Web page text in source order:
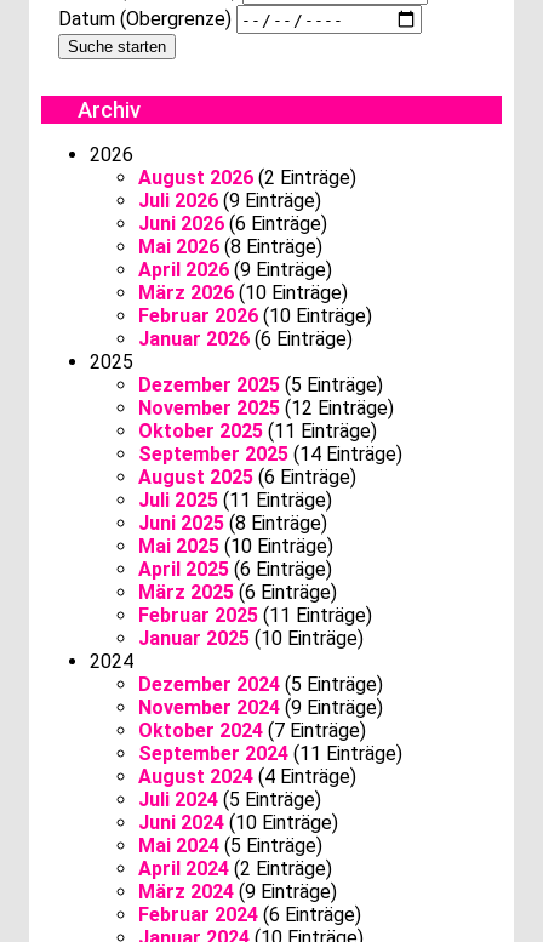
Datum (Obergrenze)
Archiv
2026
August 2026 (2 Einträge)
Juli 2026 (9 Einträge)
Juni 2026 (6 Einträge)
Mai 2026 (8 Einträge)
April 2026 (9 Einträge)
März 2026 (10 Einträge)
Februar 2026 (10 Einträge)
Januar 2026 (6 Einträge)
2025
Dezember 2025 (5 Einträge)
November 2025 (12 Einträge)
Oktober 2025 (11 Einträge)
September 2025 (14 Einträge)
August 2025 (6 Einträge)
Juli 2025 (11 Einträge)
Juni 2025 (8 Einträge)
Mai 2025 (10 Einträge)
April 2025 (6 Einträge)
März 2025 (6 Einträge)
Februar 2025 (11 Einträge)
Januar 2025 (10 Einträge)
2024
Dezember 2024 (5 Einträge)
November 2024 (9 Einträge)
Oktober 2024 (7 Einträge)
September 2024 (11 Einträge)
August 2024 (4 Einträge)
Juli 2024 (5 Einträge)
Juni 2024 (10 Einträge)
Mai 2024 (5 Einträge)
April 2024 (2 Einträge)
März 2024 (9 Einträge)
Februar 2024 (6 Einträge)